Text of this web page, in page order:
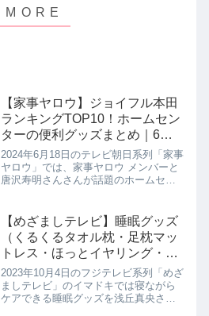
【家事ヤロウ】ジョイフル本田
ランキングTOP10！ホームセン
ターの便利グッズまとめ｜6月
18日
2024年6月18日のテレビ朝日系列「家事
ヤロウ」では、家事ヤロウ メンバーと
唐沢寿明さんさんが話題のホームセン
利グッズをランキング形式で売り上げ
個数順に10商品を常連さん...
【めざましテレビ】睡眠グッズ
（くるくるタオル枕・足枕マッ
トレス・ほっとイヤリング・ナ
イトキャップなど寝ている間に
ケア）イマドキ｜9月27日
2023年10月4日のフジテレビ系列「めざ
ましテレビ」のイマドキでは寝ながら
ケアできる睡眠グッズを浅丘真央さん